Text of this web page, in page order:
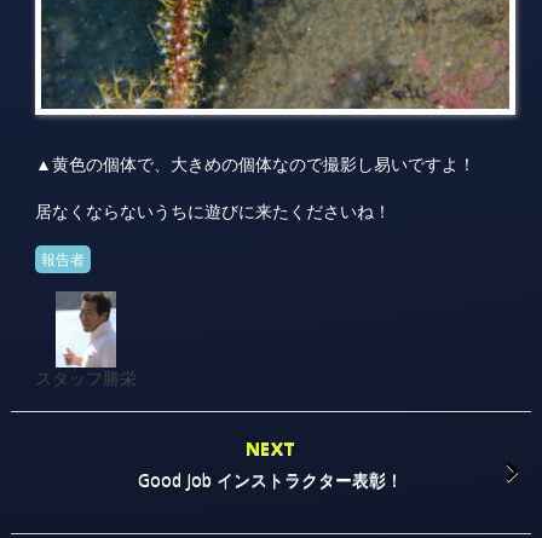
▲黄色の個体で、大きめの個体なので撮影し易いですよ！
居なくならないうちに遊びに来たくださいね！
報告者
スタッフ勝栄
NEXT
Good Job インストラクター表彰！